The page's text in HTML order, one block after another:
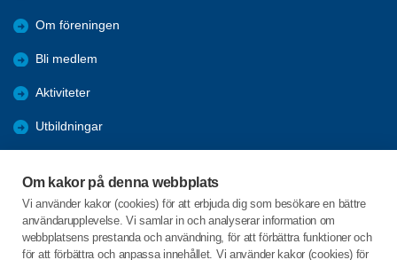
Om kakor på denna webbplats
Vi använder kakor (cookies) för att erbjuda dig som besökare en bättre
användarupplevelse. Vi samlar in och analyserar information om
webbplatsens prestanda och användning, för att förbättra funktioner och
för att förbättra och anpassa innehållet. Vi använder kakor (cookies) för
Om föreningen
Bli medlem
Aktiviteter
Utbildningar
Bildgalleri
Styrelse 2024